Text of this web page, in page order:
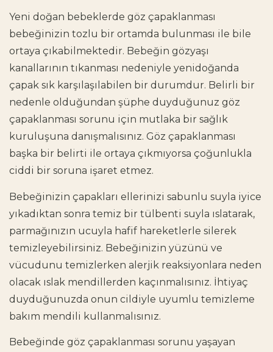
Yeni doğan bebeklerde göz çapaklanması
bebeğinizin tozlu bir ortamda bulunması ile bile
ortaya çıkabilmektedir. Bebeğin gözyaşı
kanallarının tıkanması nedeniyle yenidoğanda
çapak sık karşılaşılabilen bir durumdur. Belirli bir
nedenle olduğundan şüphe duyduğunuz göz
çapaklanması sorunu için mutlaka bir sağlık
kuruluşuna danışmalısınız. Göz çapaklanması
başka bir belirti ile ortaya çıkmıyorsa çoğunlukla
ciddi bir soruna işaret etmez.
Bebeğinizin çapakları ellerinizi sabunlu suyla iyice
yıkadıktan sonra temiz bir tülbenti suyla ıslatarak,
parmağınızın ucuyla hafif hareketlerle silerek
temizleyebilirsiniz. Bebeğinizin yüzünü ve
vücudunu temizlerken alerjik reaksiyonlara neden
olacak ıslak mendillerden kaçınmalısınız. İhtiyaç
duyduğunuzda onun cildiyle uyumlu temizleme
bakım mendili kullanmalısınız.
Bebeğinde göz çapaklanması sorunu yaşayan